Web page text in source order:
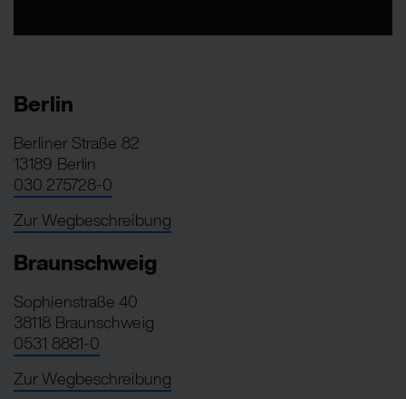
Berlin
Berliner Straße 82
13189 Berlin
030 275728-0
Zur Wegbeschreibung
Braunschweig
Sophienstraße 40
38118 Braunschweig
0531 8881-0
Zur Wegbeschreibung